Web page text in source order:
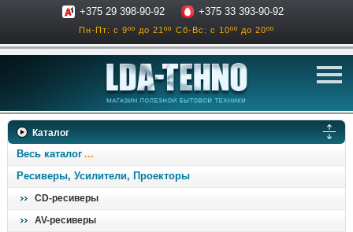
+375 29 398-90-92 +375 33 393-90-92
Пн-Пт: с 9ºº до 21ºº Сб-Вс: с 10ºº до 20ºº
телевизоры
звук и акустика
Каталог
Весь каталог
Ресиверы, Усилители, Проекторы
CD-ресиверы
AV-ресиверы